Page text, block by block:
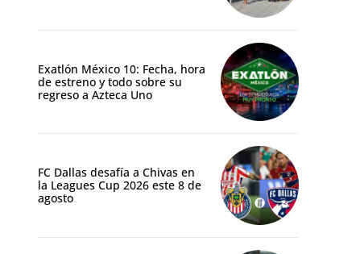
Exatlón México 10: Fecha, hora
de estreno y todo sobre su
regreso a Azteca Uno
FC Dallas desafía a Chivas en
la Leagues Cup 2026 este 8 de
agosto